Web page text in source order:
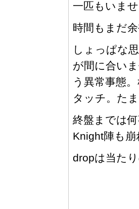
一匹もいませ
時間もまだ
しょっぱな
が間に合い
う異常事態
タッチ。た
終盤までは
Knight陣も
dropは当た